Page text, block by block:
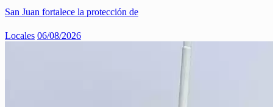
San Juan fortalece la protección de
Locales 06/08/2026